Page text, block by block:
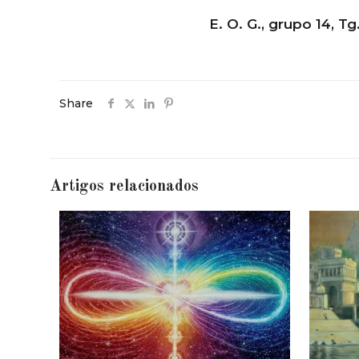
E. O. G., grupo 14,
Share
Artigos relacionados